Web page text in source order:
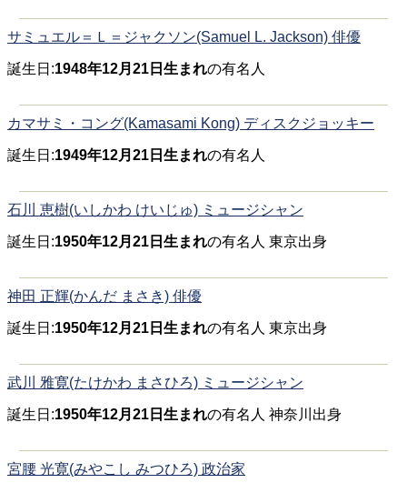
サミュエル＝Ｌ＝ジャクソン(Samuel L. Jackson) 俳優
誕生日:1948年12月21日生まれの有名人
カマサミ・コング(Kamasami Kong) ディスクジョッキー
誕生日:1949年12月21日生まれの有名人
石川 恵樹(いしかわ けいじゅ) ミュージシャン
誕生日:1950年12月21日生まれの有名人 東京出身
神田 正輝(かんだ まさき) 俳優
誕生日:1950年12月21日生まれの有名人 東京出身
武川 雅寛(たけかわ まさひろ) ミュージシャン
誕生日:1950年12月21日生まれの有名人 神奈川出身
宮腰 光寛(みやこし みつひろ) 政治家